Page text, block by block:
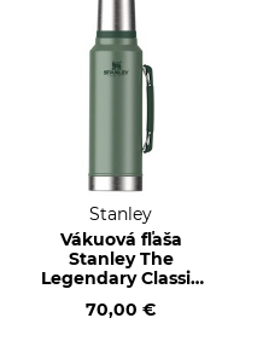
Stanley
Vákuová fľaša
Stanley The
Legendary Classic
70,00 €